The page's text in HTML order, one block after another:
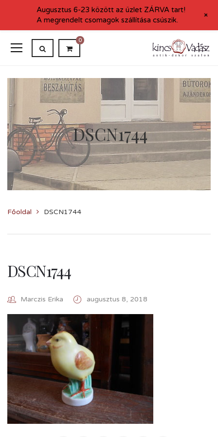
0
DSCN1744
Főoldal DSCN1744
DSCN1744
Marczis Erika augusztus 8, 2018
Augusztus 6-23 között az üzlet ZÁRVA tart!
A megrendelt csomagok szállítása csúszik.
+